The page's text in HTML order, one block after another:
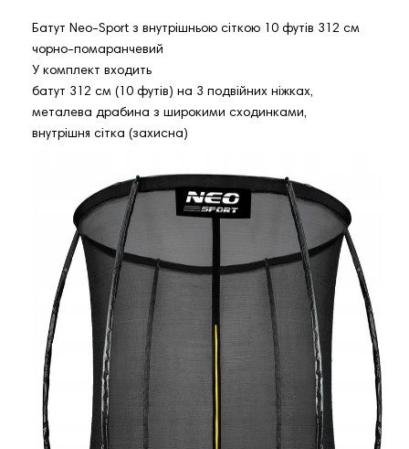
Батут Neo-Sport з внутрішньою сіткою 10 футів 312 см
чорно-помаранчевий
У комплект входить
батут 312 см (10 футів) на 3 подвійних ніжках,
металева драбина з широкими сходинками,
внутрішня сітка (захисна)